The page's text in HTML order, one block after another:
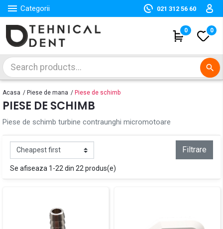
 Categorii 021 312 56 60
0 0
search
Acasa Piese de mana Piese de schimb
PIESE DE SCHIMB
Piese de schimb turbine contraunghi micromotoare
Filtrare
Se afiseaza 1-22 din 22 produs(e)